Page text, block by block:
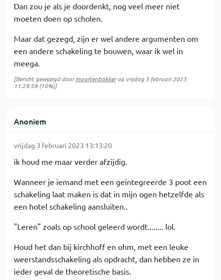
Dan zou je als je doordenkt, nog veel meer niet
moeten doen op scholen.
Maar dat gezegd, zijn er wel andere argumenten om
een andere schakeling te bouwen, waar ik wel in
meega.
[Bericht gewijzigd doormaartenbakkerop vrijdag 3 februari 2023
11:29:59(10%)]
Anoniem
vrijdag 3 februari 2023 13:13:20
ik houd me maar verder afzijdig.
Wanneer je iemand met een geintegreerde 3 poot een
schakeling laat maken is dat in mijn ogen hetzelfde als
een hotel schakeling aansluiten..
"Leren" zoals op school geleerd wordt........ lol.
Houd het dan bij kirchhoff en ohm, met een leuke
weerstandsschakeling als opdracht, dan hebben ze in
ieder geval de theoretische basis.